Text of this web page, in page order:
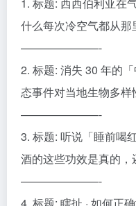
1. 标题: 西西伯利亚在
什么每次冷空气都从那
———————-
2. 标题: 消失 30 年的
态事件对当地生物多样
———————-
3. 标题: 听说「睡前喝
酒的这些功效是真的，
———————-